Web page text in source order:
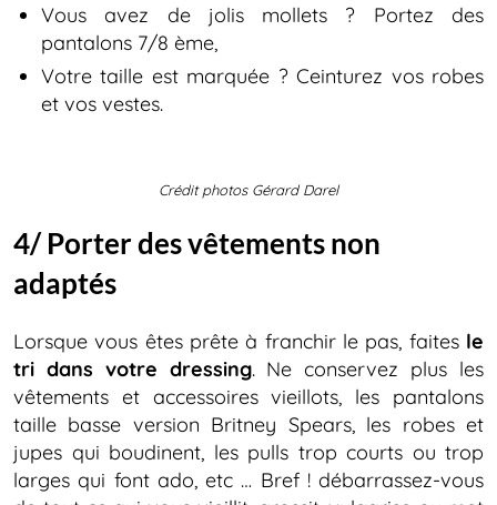
Vous avez de jolis mollets ? Portez des
pantalons 7/8 ème,
Votre taille est marquée ? Ceinturez vos robes
et vos vestes.
Crédit photos Gérard Darel
4/ Porter des vêtements non
adaptés
Lorsque vous êtes prête à franchir le pas, faites le
tri dans votre dressing. Ne conservez plus les
vêtements et accessoires vieillots, les pantalons
taille basse version Britney Spears, les robes et
jupes qui boudinent, les pulls trop courts ou trop
larges qui font ado, etc … Bref ! débarrassez-vous